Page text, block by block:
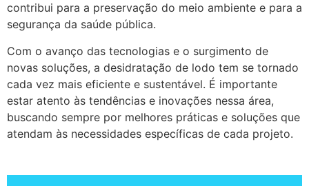
contribui para a preservação do meio ambiente e para a
segurança da saúde pública.
Com o avanço das tecnologias e o surgimento de
novas soluções, a desidratação de lodo tem se tornado
cada vez mais eficiente e sustentável. É importante
estar atento às tendências e inovações nessa área,
buscando sempre por melhores práticas e soluções que
atendam às necessidades específicas de cada projeto.